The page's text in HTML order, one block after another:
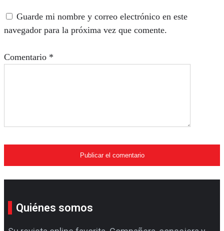
Guarde mi nombre y correo electrónico en este
navegador para la próxima vez que comente.
Comentario *
Quiénes somos